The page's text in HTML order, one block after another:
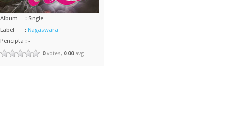
Album : Single
Label :Nagaswara
Pencipta : -
0votes, 0.00avg